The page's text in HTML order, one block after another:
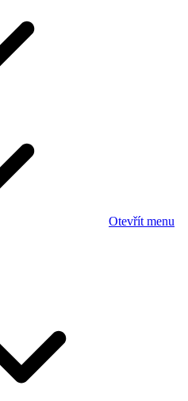
Otevřít menu